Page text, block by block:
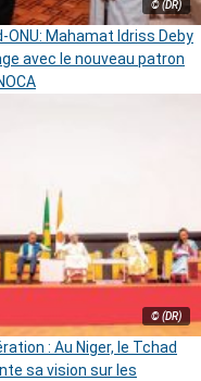
© (DR)
ONU: Mahamat Idriss Deby
avec le nouveau patron
© (DR)
: Au Niger, le Tchad
sa vision sur les